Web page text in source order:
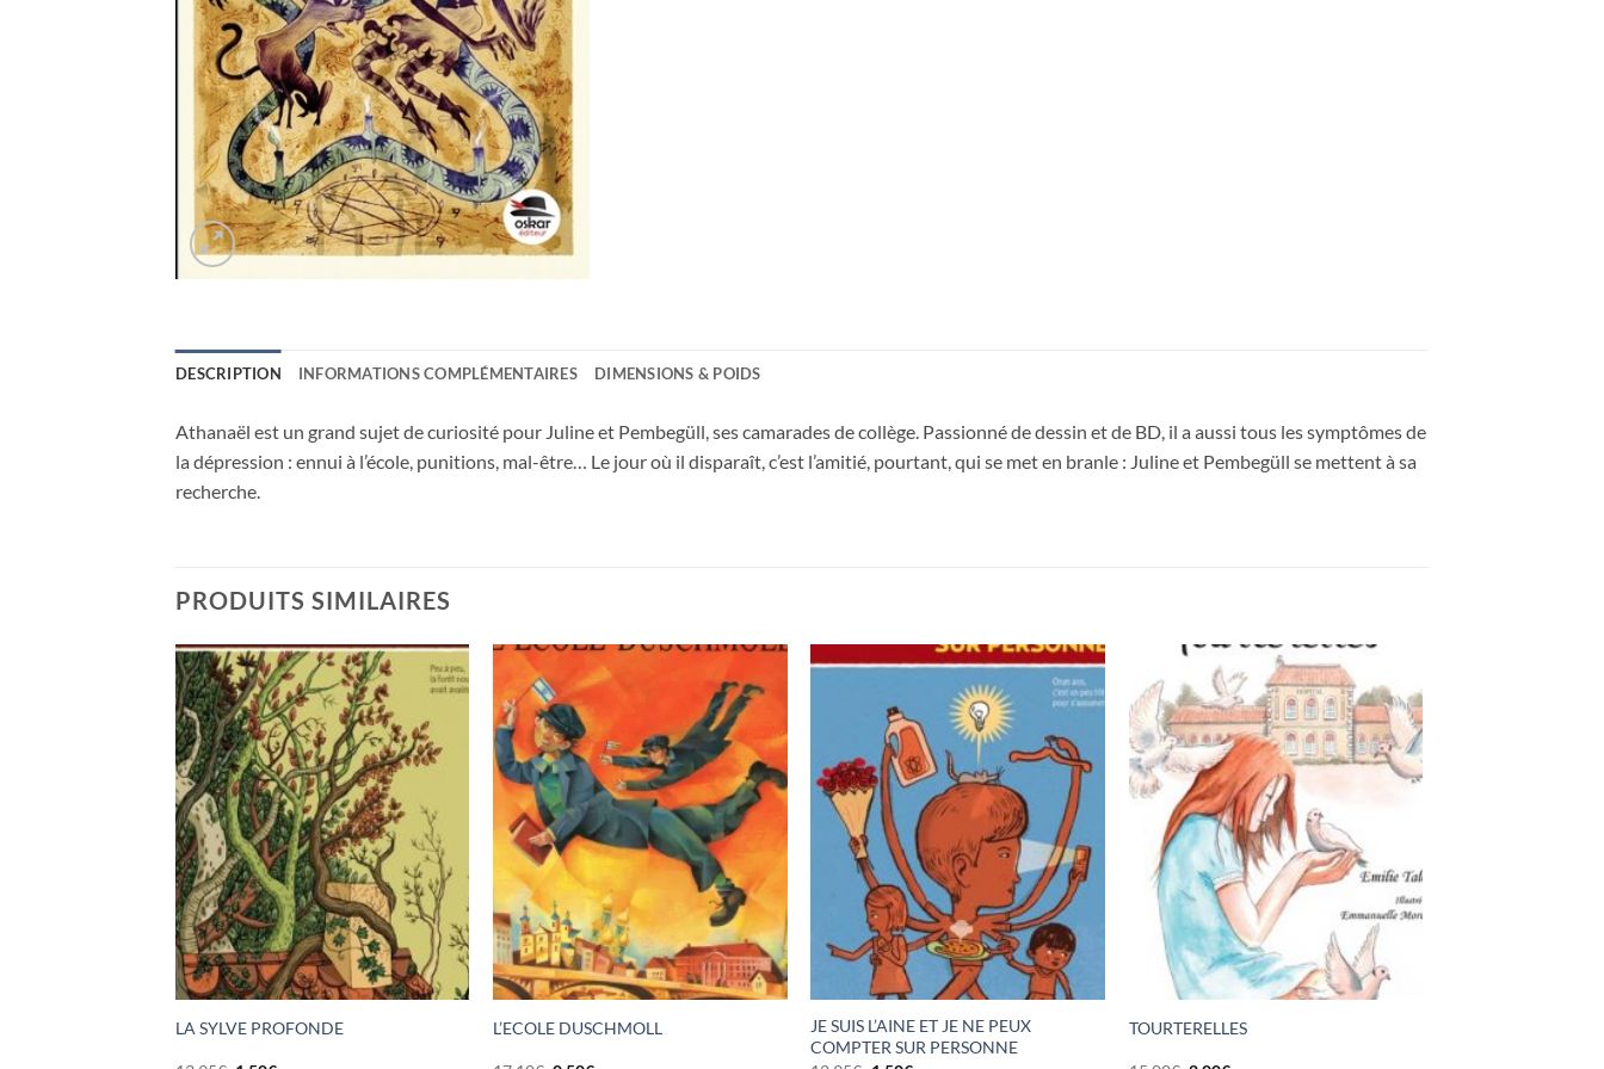
DESCRIPTION INFORMATIONS COMPLÉMENTAIRES DIMENSIONS & POIDS
Athanaël est un grand sujet de curiosité pour Juline et Pembegüll, ses camarades de collège. Passionné de dessin et de BD, il a aussi tous les symptômes de
la dépression : ennui à l’école, punitions, mal-être… Le jour où il disparaît, c’est l’amitié, pourtant, qui se met en branle : Juline et Pembegüll se mettent à sa
recherche.
PRODUITS SIMILAIRES
LA SYLVE PROFONDE L’ECOLE DUSCHMOLL
JE SUIS L’AINE ET JE NE PEUX
COMPTER SUR PERSONNE
TOURTERELLES